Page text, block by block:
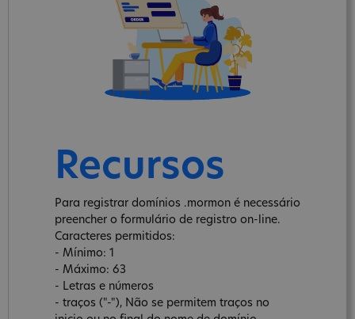
Recursos
Para registrar domínios .mormon é necessário
preencher o formulário de registro on-line.
Caracteres permitidos:
- Mínimo: 1
- Máximo: 63
- Letras e números
- traços ("-"), Não se permitem traços no